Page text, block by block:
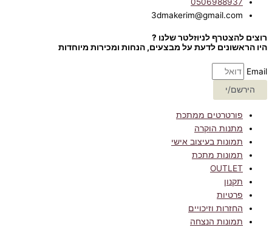
3dmakerim@gmail.com
רוצים להצטרף לניוזלטר שלנו ?
היו הראשונים לדעת על מבצעים, הנחות ומכירות מיוחדות
Email
הירשם/י
פורטרטים ממתכת
מתנות הוקרה
תמונות בעיצוב אישי
תמונות מתכת
OUTLET
תקנון
פרטיות
החזרות וזיכויים
תמונות הנצחה